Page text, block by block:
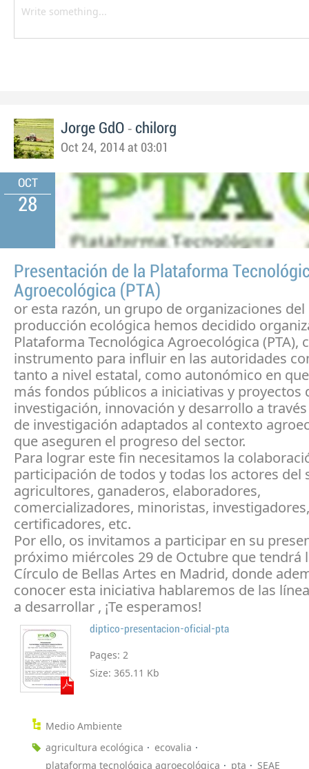
Jorge GdO - chilorg
Oct 24, 2014 at 03:01
OCT
28
Presentación de la Plataforma
Agroecológica (PTA)
or esta razón, un grupo de organizaciones
producción ecológica hemos decidido
Plataforma Tecnológica Agroecológica (PTA),
instrumento para influir en las autoridades
tanto a nivel estatal, como autonómico en
más fondos públicos a iniciativas y proyectos
investigación, innovación y desarrollo a
de investigación adaptados al contexto
que aseguren el progreso del sector.
Para lograr este fin necesitamos la
participación de todos y todas los actores del
agricultores, ganaderos, elaboradores,
comercializadores, minoristas,
certificadores, etc.
Por ello, os invitamos a participar en su
próximo miércoles 29 de Octubre que tendrá
Círculo de Bellas Artes en Madrid, donde
conocer esta iniciativa hablaremos de las
a desarrollar , ¡Te esperamos!
diptico-presentacion-oficial-pta
Pages: 2
Size: 365.11 Kb
Medio Ambiente
agricultura ecológica
ecovalia
plataforma tecnológica agroecológica
pta SEAE